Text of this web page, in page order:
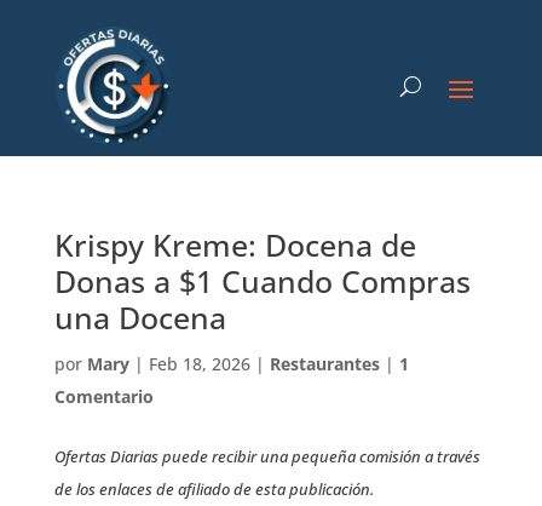
Krispy Kreme: Docena de
Donas a $1 Cuando Compras
una Docena
por Mary| Feb 18, 2026| Restaurantes| 1
Comentario
Ofertas Diarias puede recibir una pequeña comisión a través
de los enlaces de afiliado de esta publicación.